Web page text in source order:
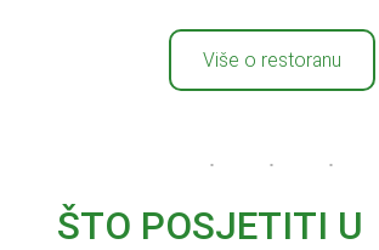
Više o restoranu
ŠTO POSJETITI U